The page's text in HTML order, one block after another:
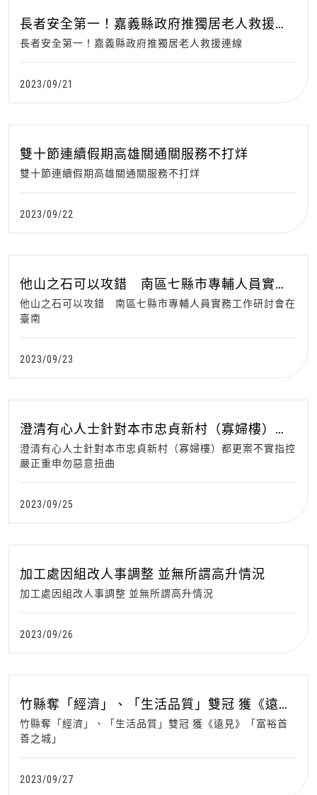
竹縣奪「經濟」、「生活品質」雙冠 獲《遠
見》「富裕首善之城」
竹縣奪「經濟」、「生活品質」雙冠 獲《遠見》「富裕首
善之城」
2023/09/27
加工處因組改人事調整 並無所謂高升情況
加工處因組改人事調整 並無所謂高升情況
2023/09/26
澄清有心人士針對本市忠貞新村（寡婦樓）都
更案不實指控 嚴正重申勿惡意扭曲
澄清有心人士針對本市忠貞新村（寡婦樓）都更案不實指控
嚴正重申勿惡意扭曲
2023/09/25
他山之石可以攻錯 南區七縣市專輔人員實務
工作研討會在臺南
他山之石可以攻錯 南區七縣市專輔人員實務工作研討會在
臺南
2023/09/23
雙十節連續假期高雄關通關服務不打烊
雙十節連續假期高雄關通關服務不打烊
2023/09/22
長者安全第一！嘉義縣政府推獨居老人救援連
線
長者安全第一！嘉義縣政府推獨居老人救援連線
2023/09/21